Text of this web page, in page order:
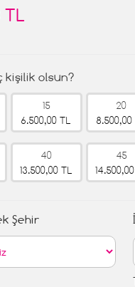
TL
kişilik olsun?
15
6.500,00 TL
20
8.500,00
40
13.500,00 TL
45
14.500,00
Şehir